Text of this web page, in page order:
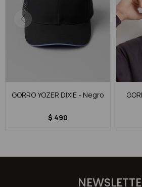
GORRO YOZER DIXIE - Negro
$ 490